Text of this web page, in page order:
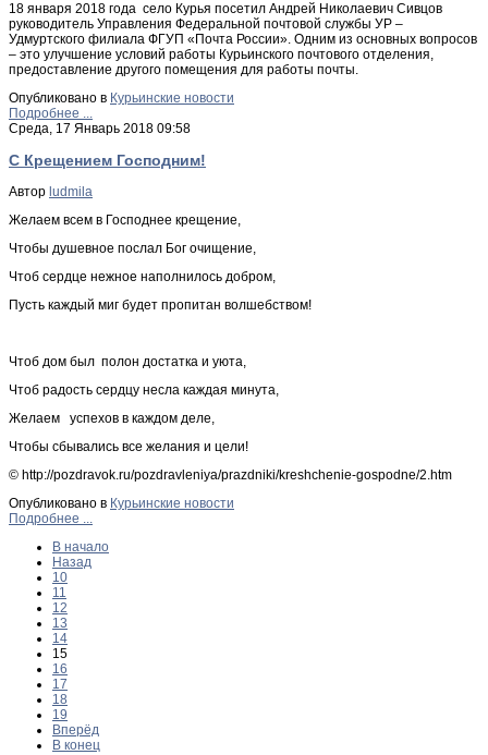
18 января 2018 года село Курья посетил Андрей Николаевич Сивцов
руководитель Управления Федеральной почтовой службы УР –
Удмуртского филиала ФГУП «Почта России». Одним из основных вопросов
– это улучшение условий работы Курьинского почтового отделения,
предоставление другого помещения для работы почты.
Опубликовано в Курьинские новости
Подробнее ...
Среда, 17 Январь 2018 09:58
С Крещением Господним!
Автор ludmila
Желаем всем в Господнее крещение,
Чтобы душевное послал Бог очищение,
Чтоб сердце нежное наполнилось добром,
Пусть каждый миг будет пропитан волшебством!
Чтоб дом был полон достатка и уюта,
Чтоб радость сердцу несла каждая минута,
Желаем успехов в каждом деле,
Чтобы сбывались все желания и цели!
© http://pozdravok.ru/pozdravleniya/prazdniki/kreshchenie-gospodne/2.htm
Опубликовано в Курьинские новости
Подробнее ...
В начало
Назад
10
11
12
13
14
15
16
17
18
19
Вперёд
В конец